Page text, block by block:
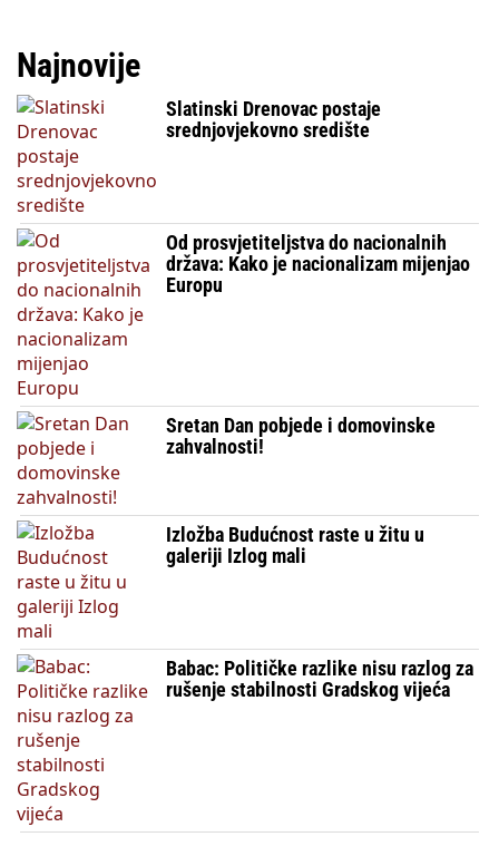
Najnovije
Slatinski Drenovac postaje
srednjovjekovno središte
Od prosvjetiteljstva do nacionalnih
država: Kako je nacionalizam mijenjao
Europu
Sretan Dan pobjede i domovinske
zahvalnosti!
Izložba Budućnost raste u žitu u
galeriji Izlog mali
Babac: Političke razlike nisu razlog za
rušenje stabilnosti Gradskog vijeća